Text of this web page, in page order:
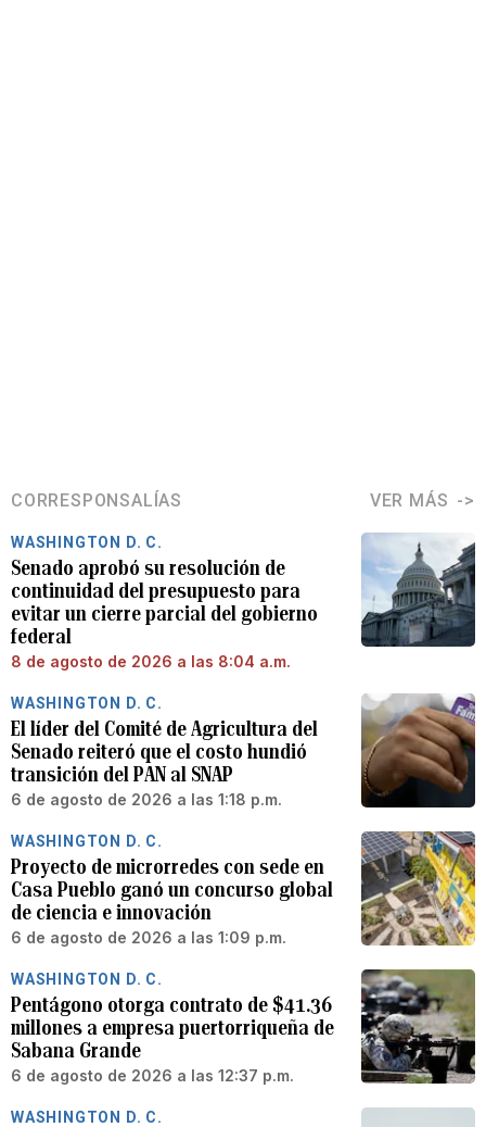
CORRESPONSALÍAS VER MÁS
WASHINGTON D. C.
Senado aprobó su resolución de
continuidad del presupuesto para
evitar un cierre parcial del gobierno
federal
8 de agosto de 2026 a las 8:04 a.m.
WASHINGTON D. C.
El líder del Comité de Agricultura del
Senado reiteró que el costo hundió
transición del PAN al SNAP
6 de agosto de 2026 a las 1:18 p.m.
WASHINGTON D. C.
Proyecto de microrredes con sede en
Casa Pueblo ganó un concurso global
de ciencia e innovación
6 de agosto de 2026 a las 1:09 p.m.
WASHINGTON D. C.
Pentágono otorga contrato de $41.36
millones a empresa puertorriqueña de
Sabana Grande
6 de agosto de 2026 a las 12:37 p.m.
WASHINGTON D. C.